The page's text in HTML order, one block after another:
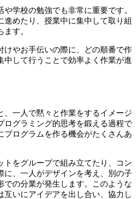
や学校の勉強でも非常に重要です。
進めたり、授業中に集中して取り組
す。
けやお手伝いの際に、どの順番で作
中して行うことで効率よく作業が進
、一人で黙々と作業をするイメージ
ログラミング的思考を鍛える過程で
プログラムを作る機会がたくさんあ
トをグループで組み立てたり、コン
に、一人がデザインを考え、別の子
での分業が発生します。このような
互いにアイデアを出し合い、協力し